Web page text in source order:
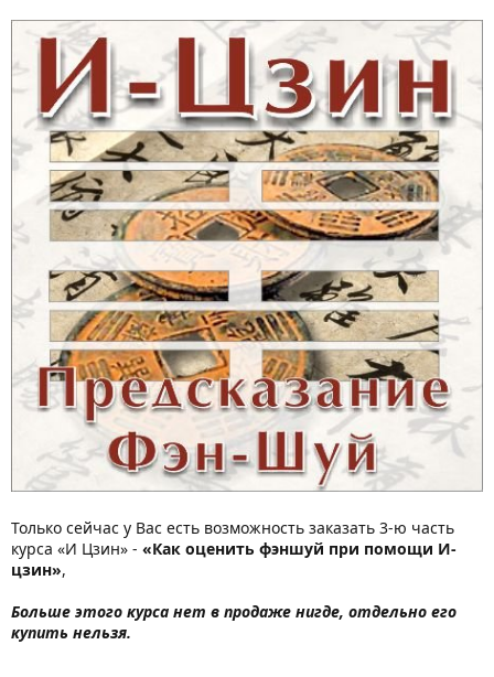
Только сейчас у Вас есть возможность заказать 3-ю часть
курса «И Цзин» - «Как оценить фэншуй при помощи И-
цзин»,
Больше этого курса нет в продаже нигде, отдельно его
купить нельзя.